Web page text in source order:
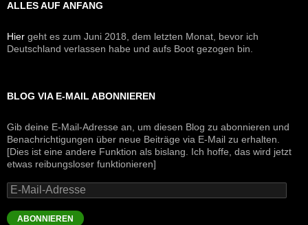
ALLES AUF ANFANG
Hier geht es zum Juni 2018, dem letzten Monat, bevor ich
Deutschland verlassen habe und aufs Boot gezogen bin.
BLOG VIA E-MAIL ABONNIEREN
Gib deine E-Mail-Adresse an, um diesen Blog zu abonnieren und
Benachrichtigungen über neue Beiträge via E-Mail zu erhalten.
[Dies ist eine andere Funktion als bislang. Ich hoffe, das wird jetzt
etwas reibungsloser funktionieren]
E-
Mail-
Adresse
ABONNIEREN